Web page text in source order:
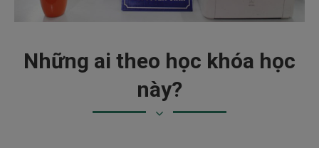
Những ai theo học khóa học
này?